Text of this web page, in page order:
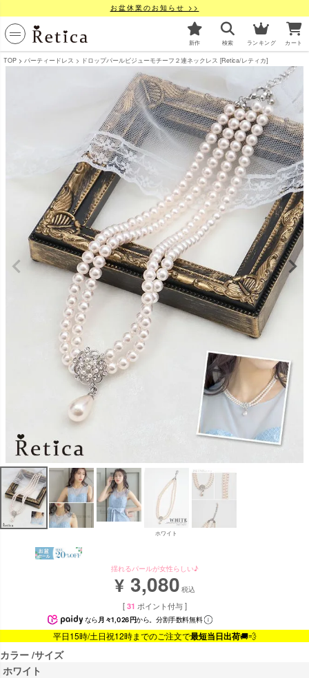
お盆休業のお知らせ >>
新作 検索 ランキング カート
TOP パーティードレス ドロップパールビジューモチーフ２連ネックレス [Retica/レティカ]
ホワイト
揺れるパールが女性らしい♪
¥ 3,080 税込
[ 31 ポイント付与 ]
なら 月々1,026円から。分割手数料無料
平日15時/土日祝12時までのご注文で最短当日出荷🚚💨
カラー サイズ
ホワイト